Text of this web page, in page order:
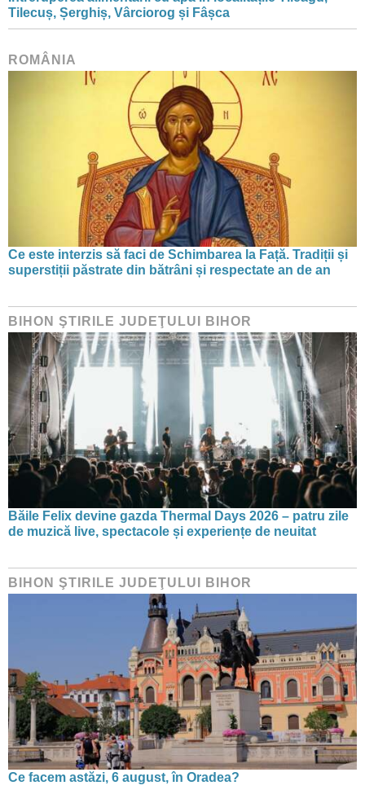
Tilecuș, Șerghiș, Vârciorog și Fâșca
ROMÂNIA
Ce este interzis să faci de Schimbarea la Față. Tradiții și
superstiții păstrate din bătrâni și respectate an de an
BIHON ŞTIRILE JUDEŢULUI BIHOR
Băile Felix devine gazda Thermal Days 2026 – patru zile
de muzică live, spectacole și experiențe de neuitat
BIHON ŞTIRILE JUDEŢULUI BIHOR
Ce facem astăzi, 6 august, în Oradea?